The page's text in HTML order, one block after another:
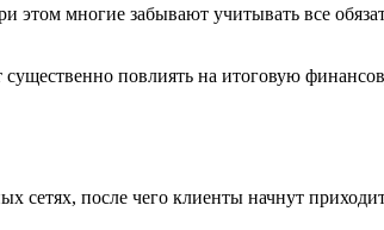
многие забывают учитывать все
повлиять на итоговую
сетях, после чего клиенты начнут